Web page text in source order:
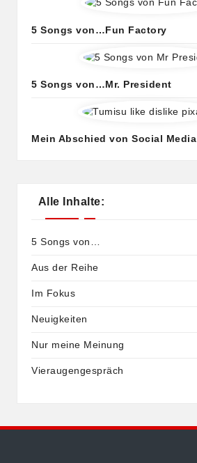
5 Songs von…Fun Factory
5 Songs von…Mr. President
Mein Abschied von Social Media
Alle Inhalte:
5 Songs von…
Aus der Reihe
Im Fokus
Neuigkeiten
Nur meine Meinung
Vieraugengespräch